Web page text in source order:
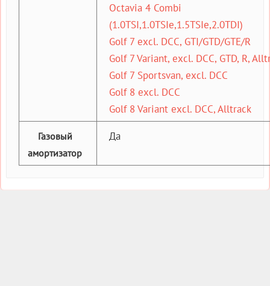
Octavia 4 Combi
(1.0TSI,1.0TSIe,1.5TSIe,2.0TDI)
Golf 7 excl. DCC, GTI/GTD/GTE/R
Golf 7 Variant, excl. DCC, GTD, R,
Golf 7 Sportsvan, excl. DCC
Golf 8 excl. DCC
Golf 8 Variant excl. DCC, Alltrack
Газовый
амортизатор
Да